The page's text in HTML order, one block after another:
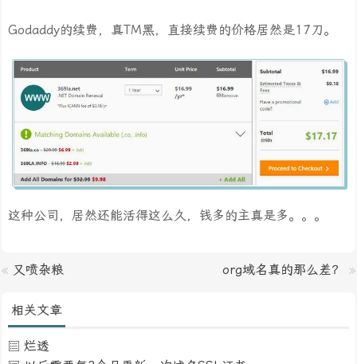
Godaddy的续费，真TM黑，直接续费的价格居然是17刀。
这种公司，居然还能活得这么久，钱多的主真是多。。。
« 又喷杂粮 org域名真的那么差？ »
相关文章
烂透